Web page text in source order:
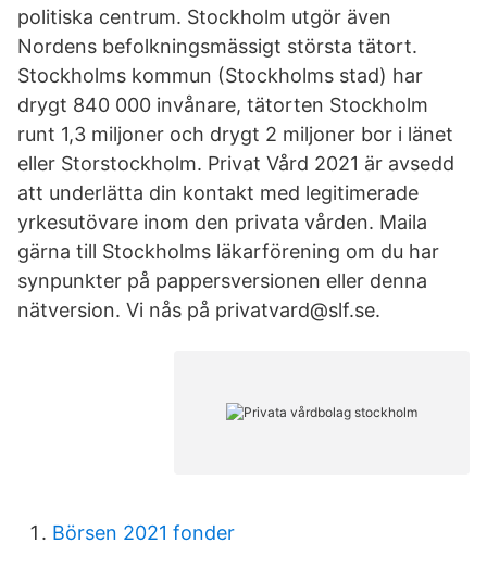
politiska centrum. Stockholm utgör även
Nordens befolkningsmässigt största tätort.
Stockholms kommun (Stockholms stad) har
drygt 840 000 invånare, tätorten Stockholm
runt 1,3 miljoner och drygt 2 miljoner bor i länet
eller Storstockholm. Privat Vård 2021 är avsedd
att underlätta din kontakt med legitimerade
yrkesutövare inom den privata vården. Maila
gärna till Stockholms läkarförening om du har
synpunkter på pappersversionen eller denna
nätversion. Vi nås på privatvard@slf.se.
Börsen 2021 fonder